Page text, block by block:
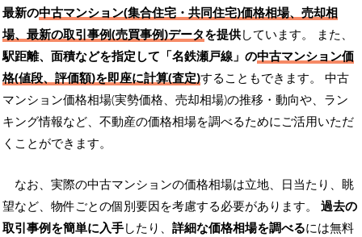
最新の中古マンション(集合住宅・共同住宅)価格相場、売却相
場、最新の取引事例(売買事例)データを提供しています。 また、
駅距離、面積などを指定して「名鉄瀬戸線」の中古マンション価
格(値段、評価額)を即座に計算(査定)することもできます。 中古
マンション価格相場(実勢価格、売却相場)の推移・動向や、ラン
キング情報など、不動産の価格相場を調べるためにご活用いただ
くことができます。
なお、実際の中古マンションの価格相場は立地、日当たり、眺
望など、物件ごとの個別要因を考慮する必要があります。 過去の
取引事例を簡単に入手したり、 詳細な価格相場を調べるには無料